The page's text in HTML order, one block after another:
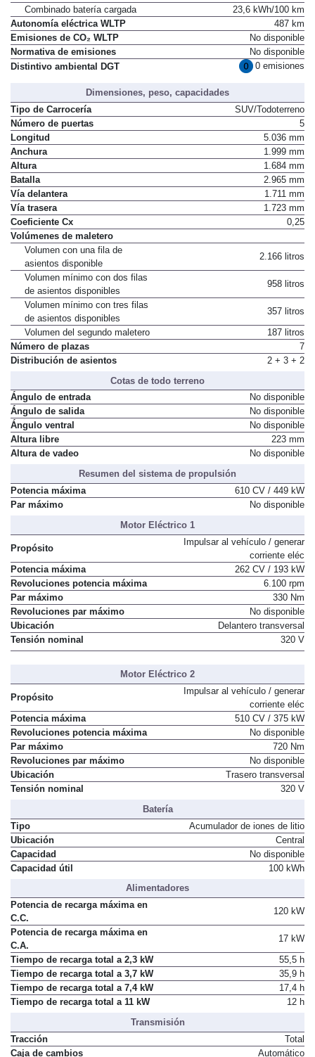
Combinado batería cargada
23,6 kWh/100 km
Autonomía eléctrica WLTP
487 km
Emisiones de CO₂ WLTP
No disponible
Normativa de emisiones
No disponible
Distintivo ambiental DGT
0 emisiones
Dimensiones, peso, capacidades
Tipo de Carrocería
SUV/Todoterreno
Número de puertas
5
Longitud
5.036 mm
Anchura
1.999 mm
Altura
1.684 mm
Batalla
2.965 mm
Vía delantera
1.711 mm
Vía trasera
1.723 mm
Coeficiente Cx
0,25
Volúmenes de maletero
Volumen con una fila de
asientos disponible
2.166 litros
Volumen mínimo con dos filas
de asientos disponibles
958 litros
Volumen mínimo con tres filas
de asientos disponibles
357 litros
Volumen del segundo maletero
187 litros
Número de plazas
7
Distribución de asientos
2 + 3 + 2
Cotas de todo terreno
Ángulo de entrada
No disponible
Ángulo de salida
No disponible
Ángulo ventral
No disponible
Altura libre
223 mm
Altura de vadeo
No disponible
Resumen del sistema de propulsión
Potencia máxima
610 CV / 449 kW
Par máximo
No disponible
Motor Eléctrico 1
Propósito
Impulsar al vehículo / generar
corriente eléc
Potencia máxima
262 CV / 193 kW
Revoluciones potencia máxima
6.100 rpm
Par máximo
330 Nm
Revoluciones par máximo
No disponible
Ubicación
Delantero transversal
Tensión nominal
320 V
Motor Eléctrico 2
Propósito
Impulsar al vehículo / generar
corriente eléc
Potencia máxima
510 CV / 375 kW
Revoluciones potencia máxima
No disponible
Par máximo
720 Nm
Revoluciones par máximo
No disponible
Ubicación
Trasero transversal
Tensión nominal
320 V
Batería
Tipo
Acumulador de iones de litio
Ubicación
Central
Capacidad
No disponible
Capacidad útil
100 kWh
Alimentadores
Potencia de recarga máxima en
C.C.
120 kW
Potencia de recarga máxima en
C.A.
17 kW
Tiempo de recarga total a 2,3 kW
55,5 h
Tiempo de recarga total a 3,7 kW
35,9 h
Tiempo de recarga total a 7,4 kW
17,4 h
Tiempo de recarga total a 11 kW
12 h
Transmisión
Tracción
Total
Caja de cambios
Automático